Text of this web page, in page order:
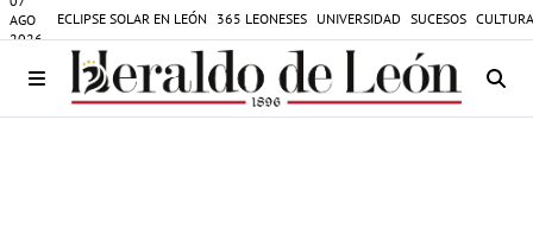
AGO
2026
ECLIPSE SOLAR EN LEÓN 365 LEONESES UNIVERSIDAD SUCESOS